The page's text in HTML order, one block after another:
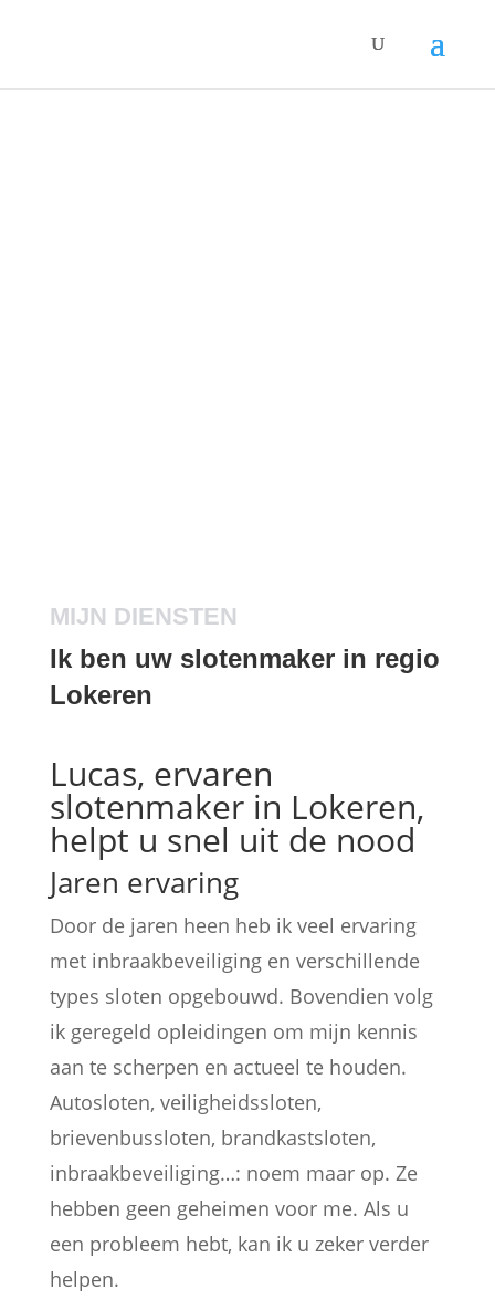
MIJN DIENSTEN
Ik ben uw slotenmaker in regio
Lokeren
Lucas, ervaren
slotenmaker in Lokeren,
helpt u snel uit de nood
Jaren ervaring
Door de jaren heen heb ik veel ervaring
met inbraakbeveiliging en verschillende
types sloten opgebouwd. Bovendien volg
ik geregeld opleidingen om mijn kennis
aan te scherpen en actueel te houden.
Autosloten, veiligheidssloten,
brievenbussloten, brandkastsloten,
inbraakbeveiliging…: noem maar op. Ze
hebben geen geheimen voor me. Als u
een probleem hebt, kan ik u zeker verder
helpen.